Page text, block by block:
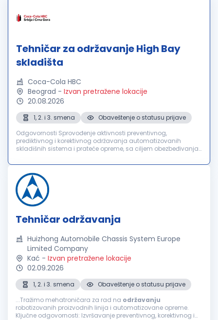
Tehničar za održavanje High Bay
skladišta
Coca-Cola HBC
Beograd - Izvan pretražene lokacije
20.08.2026
1, 2. i 3. smena
Obaveštenje o statusu prijave
Odgovornosti Sprovođenje aktivnosti preventivnog,
prediktivnog i korektivnog održavanja automatizovanih
skladišnih sistema i prateće opreme, sa ciljem obezbeđivanja
Pravovremena identifikacija i...
Tehničar održavanja
Huizhong Automobile Chassis System Europe
Limited Company
Kać - Izvan pretražene lokacije
02.09.2026
1, 2. i 3. smena
Obaveštenje o statusu prijave
...Tražimo mehatroničara za rad na održavanju
robotizovanih proizvodnih linija i automatizovane opreme.
Ključne odgovornosti: Izvršavanje preventivnog, korektivnog i